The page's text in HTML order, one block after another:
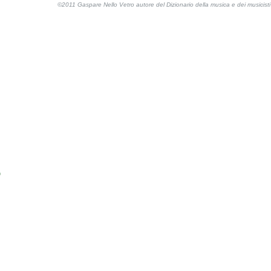
©2011 Gaspare Nello Vetro autore del Dizionario della musica e dei